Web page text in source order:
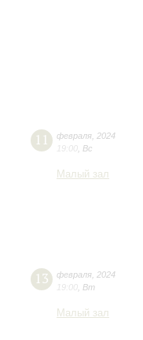
11 февраля 2024
19:00 Вс
Малый зал
13 февраля 2024
19:00 Вт
Малый зал